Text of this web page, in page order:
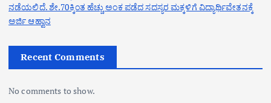
ನಡೆಯಲಿದೆ. ಶೇ.70ಕ್ಕಿಂತ ಹೆಚ್ಚು ಅಂಕ ಪಡೆದ ಸದಸ್ಯರ ಮಕ್ಕಳಿಗೆ ವಿದ್ಯಾರ್ಥಿವೇತನಕ್ಕೆ
ಅರ್ಜಿ ಆಹ್ವಾನ
Recent Comments
No comments to show.